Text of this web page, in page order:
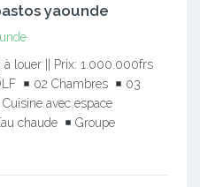
yaounde
louer || Prix: 1.000.000frs
02 Chambres
03
Cuisine avec espace
chaude
Groupe